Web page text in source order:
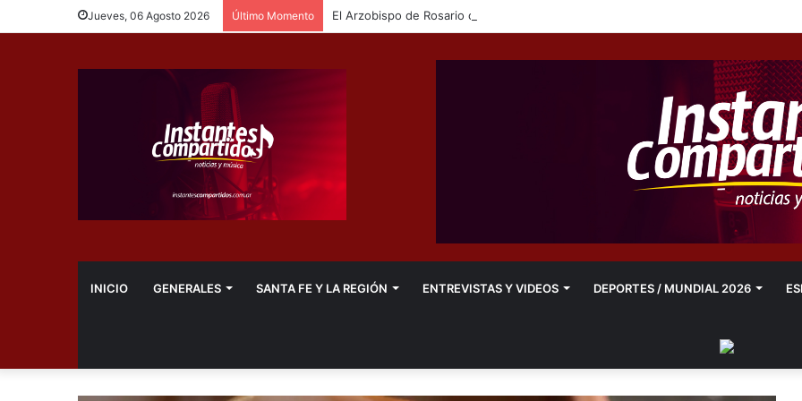
Jueves, 06 Agosto 2026 Último Momento
INICIO GENERALES SANTA FE Y LA REGIÓN ENTREVISTAS Y VIDEOS DEPORTES / MUNDIAL 2026